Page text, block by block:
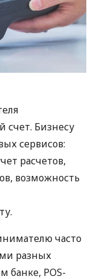
счет. Бизнесу
сервисов:
расчетов,
возможность
часто
разных
банке, POS-